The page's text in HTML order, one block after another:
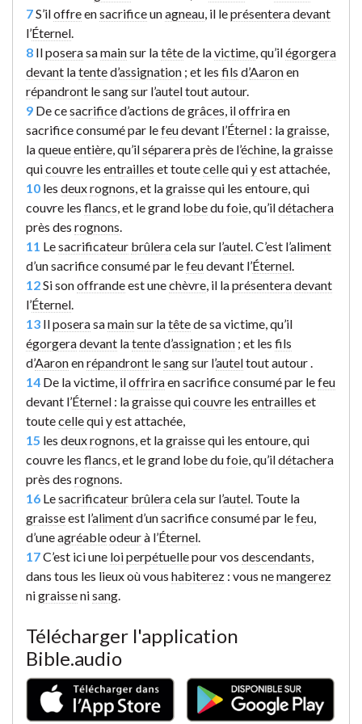
7S’iloffreensacrificeunagneau , il leprésenteradevant
l’Éternel
8 Ilposerasamainsur latêtede lavictime , qu’ilégorgera
devant latented’assignation ; et les fils d’Aaronen
répandront lesangsur l’auteltoutautour.
9 De cesacrificed’actions degrâces , iloffriraen
sacrifice consumé par lefeudevant l’Éternel : lagraisse
laqueueentière , qu’ilsépareraprès de l’échine , lagraisse
quicouvre les entrailles et toutecellequiyest attachée,
10 les deuxrognons , et lagraissequi les entoure, qui
couvre les flancs , et le grand lobedufoie , qu’ildétachera
près des rognons
11 Lesacrificateur brûleracela sur l’autel . C’est l’aliment
d’un sacrifice consumé par lefeudevant l’Éternel
12Si sonoffrandeest unechèvre , il laprésenteradevant
l’Éternel
13 Ilposerasamainsur latêtede sa victime, qu’il
égorgeradevant latented’assignation ; et les fils
d’Aaronenrépandront lesangsur l’auteltout autour
14 De la victime, iloffriraen sacrifice consumé par lefeu
devant l’Éternel : lagraissequicouvre les entrailles et
toutecellequiyest attachée,
15 les deuxrognons , et lagraissequi les entoure, qui
couvre les flancs , et le grand lobedufoie , qu’ildétachera
près des rognons
16 Lesacrificateur brûleracela sur l’autel . Toute la
graisseest l’alimentd’un sacrifice consumé par lefeu
d’uneagréableodeurà l’Éternel
17C’est ici une loiperpétuellepour vos descendants
dans tous les lieux où vous habiterez : vous nemangerez
nigraissenisang
Télécharger l'application
Bible.audio